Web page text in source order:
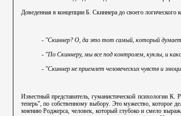
Доведенная в концепции Б. Скиннера до своего
- "Скиннер? О, да это тот самый, который
- "По Скиннеру, мы все под контролем, куклы, и
- "Скиннер не приемлет человеческих чувств и
Известный представитель, гуманистической психологии
теперь", по собственному выбору. Это мужество, которое
мнению Роджерса, человек, который глубоко и смело